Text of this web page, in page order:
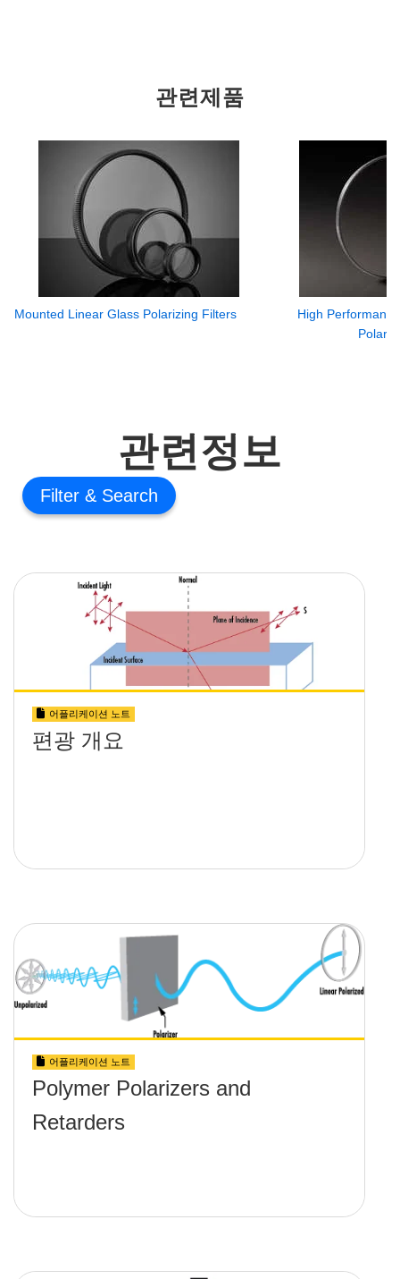
관련제품
Mounted Linear Glass Polarizing Filters
High
관련정보
Filter
어플리케이션 노트
편광 개요
어플리케이션 노트
Polymer Polarizers and
Retarders